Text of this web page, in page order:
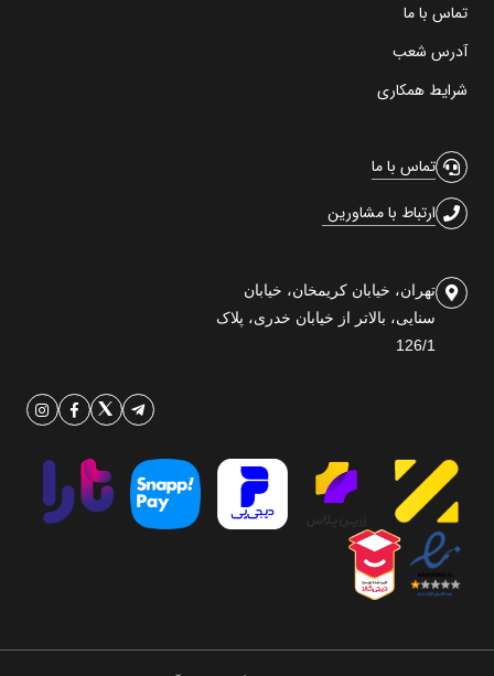
تماس با ما
آدرس شعب
شرایط همکاری
تماس با ما
ارتباط با مشاورین
تهران، خیابان کریمخان، خیابان
سنایی، بالاتر از خیابان خدری، پلاک
126/1